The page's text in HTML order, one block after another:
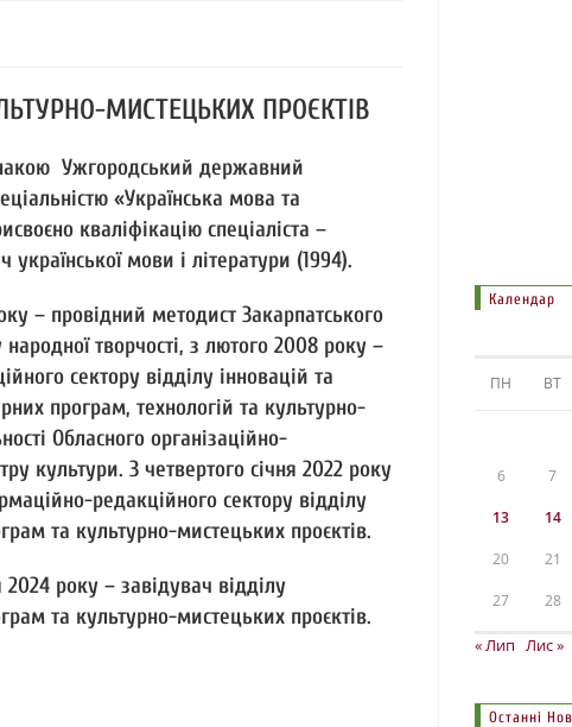
МИСТЕЦЬКИХ ПРОЄКТІВ
Ужгородський державний
«Українська мова та
кваліфікацію спеціаліста –
української мови і літератури (1994).
– провідний методист Закарпатського
творчості, з лютого 2008 року –
сектору відділу інновацій та
програм, технологій та культурно-
Обласного організаційно-
культури. З четвертого січня 2022 року
редакційного сектору відділу
та культурно-мистецьких проєктів.
року – завідувач відділу
грам та культурно-мистецьких проєктів.
Календар
ПН ВТ
6 7
13 14
20 21
27 28
« Лип Лис »
Останні